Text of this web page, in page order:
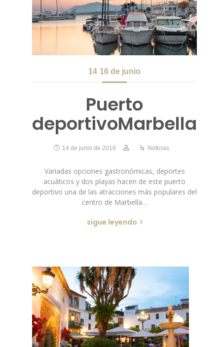
14 16 de junio
Puerto
deportivoMarbella
14 de junio de 2016 Noticias
Variadas opciones gastronómicas, deportes
acuáticos y dos playas hacen de este puerto
deportivo una de las atracciones más populares del
centro de Marbella…
sigue leyendo